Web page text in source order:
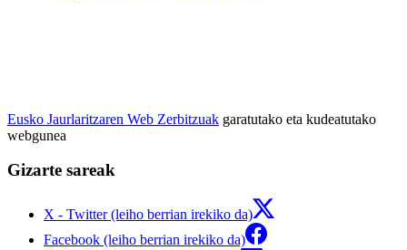
Eusko Jaurlaritzaren Web Zerbitzuak garatutako eta kudeatutako
webgunea
Gizarte sareak
X - Twitter (leiho berrian irekiko da)
Facebook (leiho berrian irekiko da)